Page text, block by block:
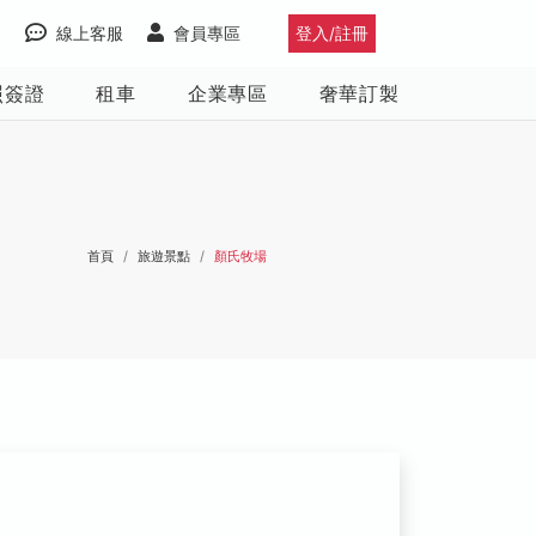
登入/註冊
會員專區
線上客服
證 租車 企業專區 奢華訂製
首頁 旅遊景點 顏氏牧場